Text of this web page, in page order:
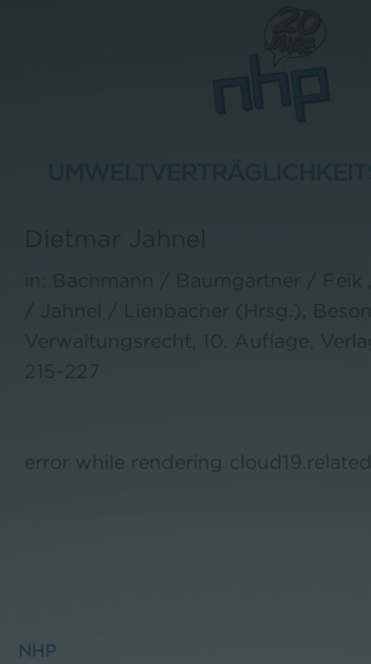
error while rendering
NHP